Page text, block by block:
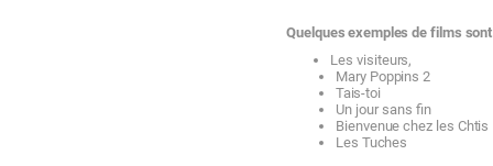
Quelquesexemplesdefilms sont
Les visiteurs,
Mary Poppins 2
Tais-toi
Un jour sans fin
Bienvenue chezles Chtis
Les Tuches